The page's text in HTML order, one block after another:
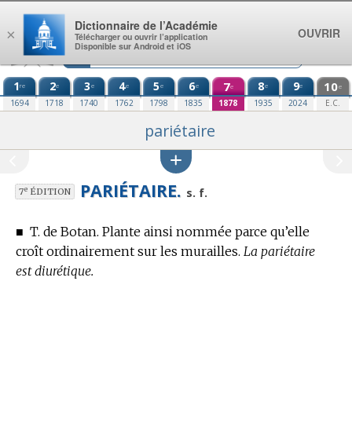
Aller au contenu
1re
1694
2e
1718
3e
1740
4e
1762
5e
1798
6e
1835
7e
1878
8e
1935
9e
2024
10e
E.C.
pariétaire
7eÉDITION PARIÉTAIRE. s. f.
■ T. de Botan. Plante ainsi nommée parce qu’elle
croît ordinairement sur les murailles. La pariétaire
est diurétique.
×
Dictionnaire de l’Académie
Télécharger ou ouvrir l’application
Disponible sur Android et iOS
OUVRIR